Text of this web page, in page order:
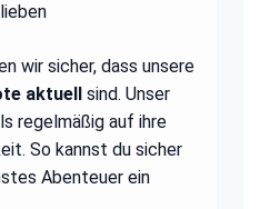
wir sicher, dass unsere
aktuell
sind. Unser
regelmäßig auf ihre
So kannst du sicher
Abenteuer ein